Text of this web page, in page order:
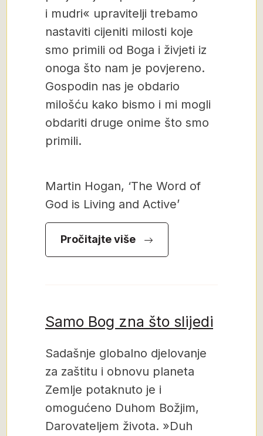
i mudri« upravitelji trebamo
nastaviti cijeniti milosti koje
smo primili od Boga i živjeti iz
onoga što nam je povjereno.
Gospodin nas je obdario
milošću kako bismo i mi mogli
obdariti druge onime što smo
primili.
Martin Hogan, ‘The Word of
God is Living and Active’
Pročitajte više
Samo Bog zna što slijedi
Sadašnje globalno djelovanje
za zaštitu i obnovu planeta
Zemlje potaknuto je i
omogućeno Duhom Božjim,
Darovateljem života. »Duh